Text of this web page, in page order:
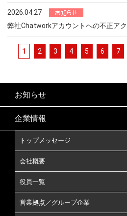
2026.04.27
弊社Chatworkアカウントへの不正ア
1 2 3 4 5 6 7
お知らせ
企業情報
トップメッセージ
会社概要
役員一覧
営業拠点／グループ企業